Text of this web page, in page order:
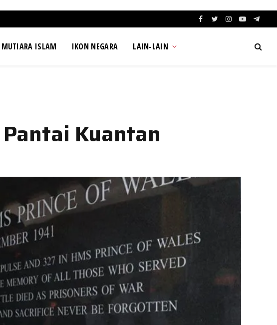
Facebook
TwitterInstagram
YouTube
MUTIARA ISLAM IKON NEGARA LAIN-LAIN
Kuantan